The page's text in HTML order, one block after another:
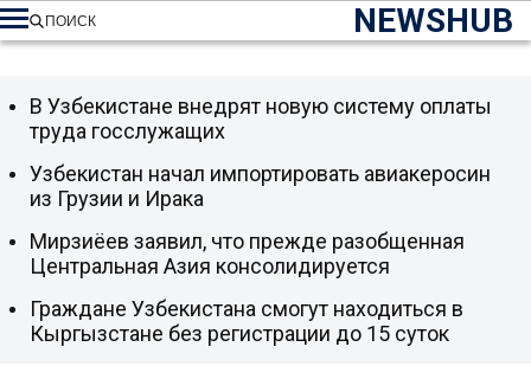
NEWSHUB
ПОИСК
В Узбекистане внедрят новую систему оплаты
труда госслужащих
Узбекистан начал импортировать авиакеросин
из Грузии и Ирака
Мирзиёев заявил, что прежде разобщенная
Центральная Азия консолидируется
Граждане Узбекистана смогут находиться в
Кыргызстане без регистрации до 15 суток